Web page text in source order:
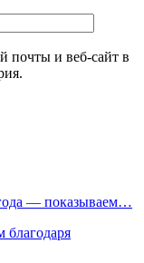
почты и веб-сайт в
— показываем…